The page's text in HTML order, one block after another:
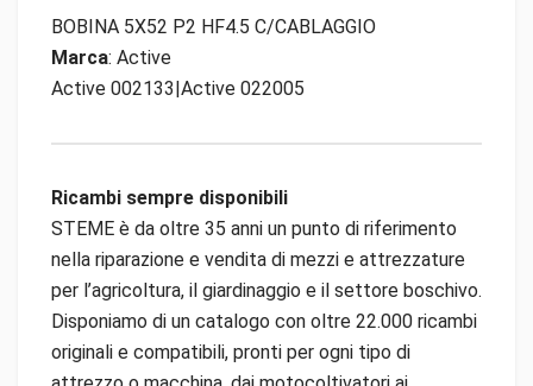
BOBINA 5X52 P2 HF4.5 C/CABLAGGIO
Marca: Active
Active 002133|Active 022005
Ricambi sempre disponibili
STEME è da oltre 35 anni un punto di riferimento
nella riparazione e vendita di mezzi e attrezzature
per l’agricoltura, il giardinaggio e il settore boschivo.
Disponiamo di un catalogo con oltre 22.000 ricambi
originali e compatibili, pronti per ogni tipo di